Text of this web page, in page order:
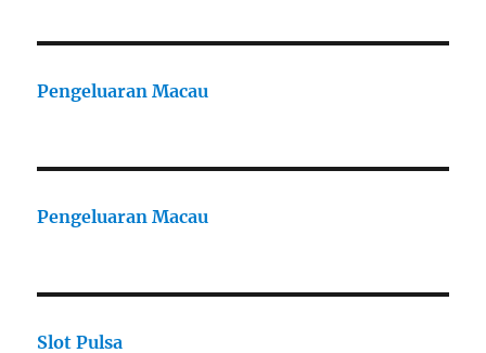
Pengeluaran Macau
Pengeluaran Macau
Slot Pulsa